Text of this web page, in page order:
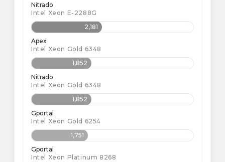
Nitrado
Intel Xeon E-2288G
2,181
Apex
Intel Xeon Gold 6348
1,852
Nitrado
Intel Xeon Gold 6348
1,852
Gportal
Intel Xeon Gold 6254
1,751
Gportal
Intel Xeon Platinum 8268